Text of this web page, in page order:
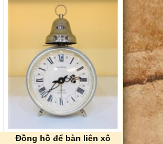
Đồng hồ để bàn liên xô